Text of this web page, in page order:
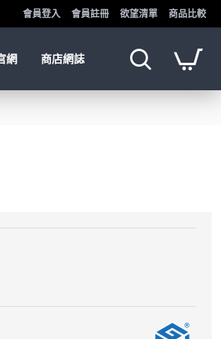
會員登入 會員註冊 欲望清單 商品比較
網 商店網誌